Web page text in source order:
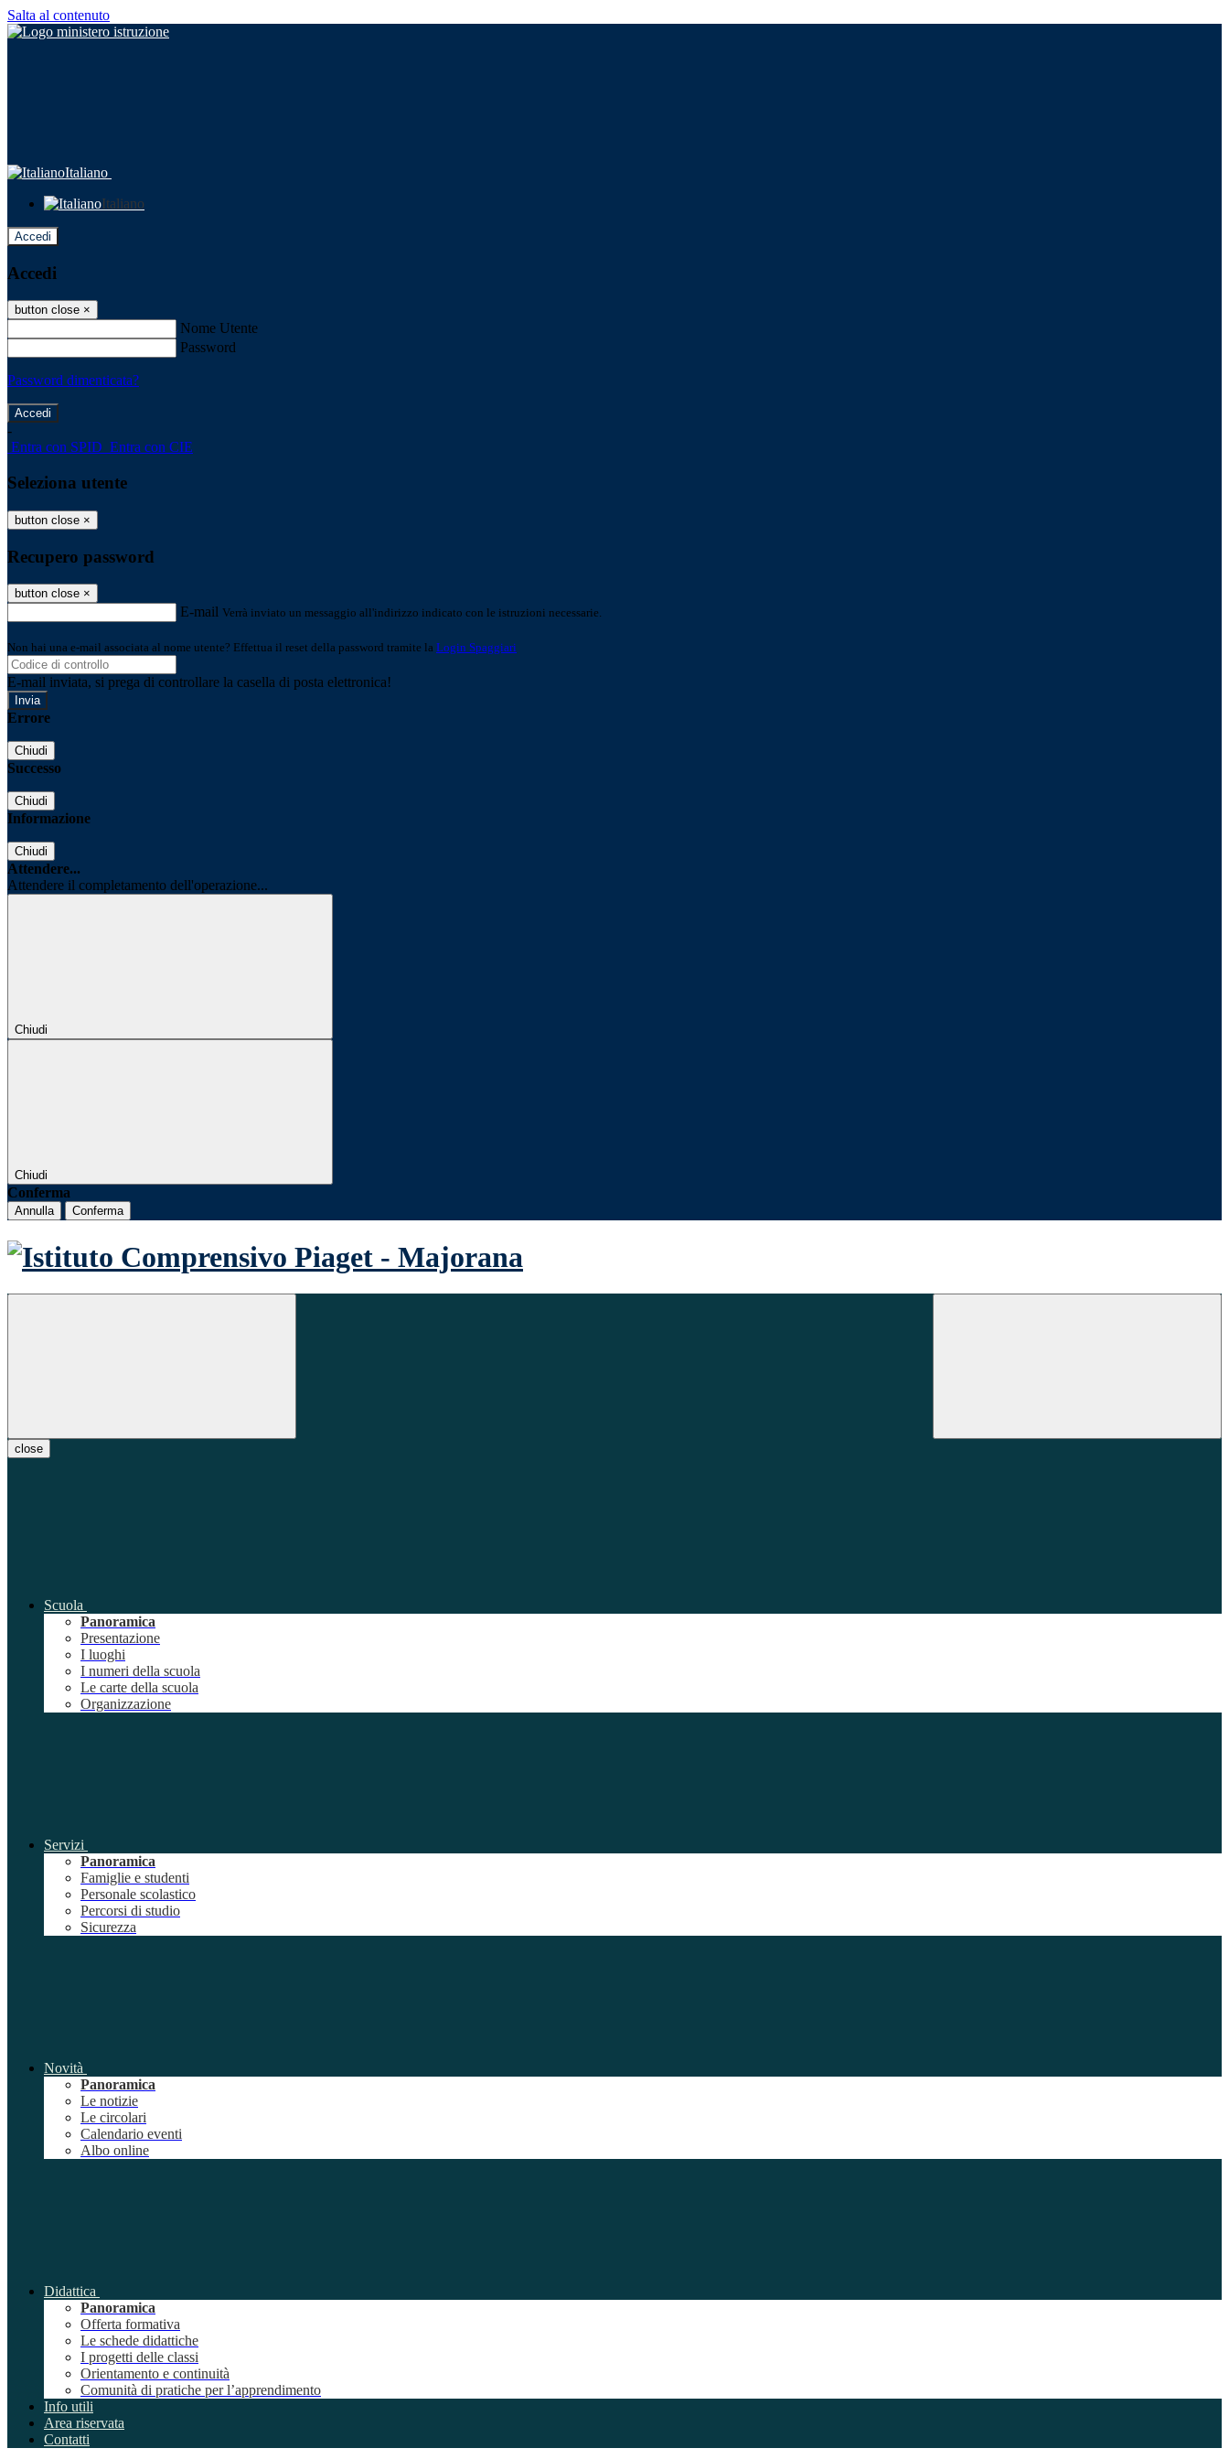
Salta al contenuto
Italiano
Italiano
Accedi
Accedi
button close ×
Nome Utente
Password
Password dimenticata?
-
Entra con SPID Entra con CIE
Seleziona utente
button close ×
Recupero password
button close ×
E-mail Verrà inviato un messaggio all'indirizzo indicato con le istruzioni necessarie.
Non hai una e-mail associata al nome utente? Effettua il reset della password tramite la Login Spaggiari
E-mail inviata, si prega di controllare la casella di posta elettronica!
Errore
Chiudi
Successo
Chiudi
Informazione
Chiudi
Attendere...
Attendere il completamento dell'operazione...
Chiudi
Chiudi
Conferma
Annulla Conferma
close
Scuola
Panoramica
Presentazione
I luoghi
I numeri della scuola
Le carte della scuola
Organizzazione
Servizi
Panoramica
Famiglie e studenti
Personale scolastico
Percorsi di studio
Sicurezza
Novità
Panoramica
Le notizie
Le circolari
Calendario eventi
Albo online
Didattica
Panoramica
Offerta formativa
Le schede didattiche
I progetti delle classi
Orientamento e continuità
Comunità di pratiche per l’apprendimento
Info utili
Area riservata
Contatti